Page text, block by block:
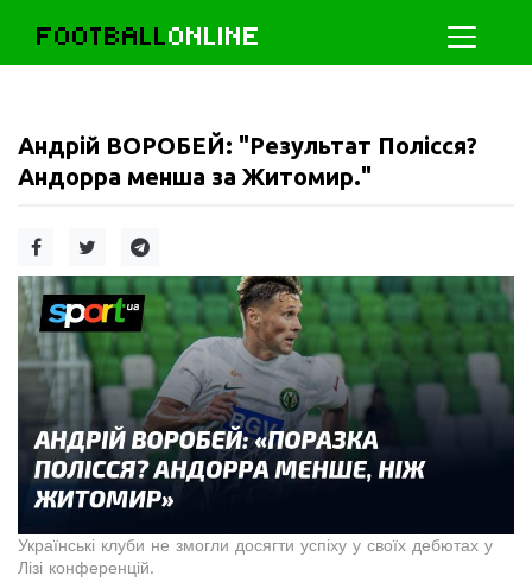
FOOTBALLONLINE
Андрій ВОРОБЕЙ: "Результат Полісся?
Андорра менша за Житомир."
Українські клуби не змогли досягти успіху у своїх дебютах у
Лізі конференцій.